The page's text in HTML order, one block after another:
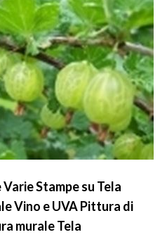
Stampe su Tela
Vino e UVA Pittura di
murale Tela